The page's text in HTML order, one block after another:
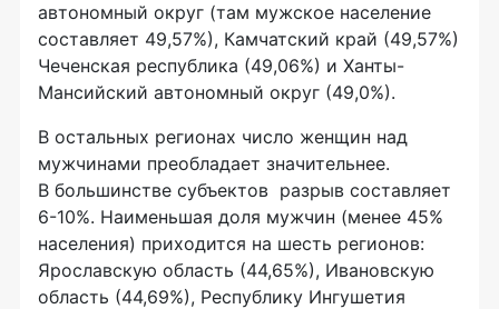
автономный округ (там мужское население
составляет 49,57%), Камчатский край (49,57%)
Чеченская республика (49,06%) и Ханты-
Мансийский автономный округ (49,0%).
В остальных регионах число женщин над
мужчинами преобладает значительнее.
В большинстве субъектов ​ разрыв составляет
6-10%. Наименьшая доля мужчин (менее 45%
населения) приходится на шесть регионов:
Ярославскую область (44,65%), Ивановскую
область (44,69%), Республику Ингушетия